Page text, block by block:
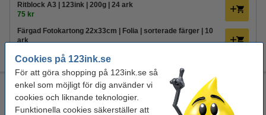
Cookies på 123ink.se
För att göra shopping på 123ink.se så
enkel som möjligt för dig använder vi
cookies och liknande teknologier.
Funktionella cookies säkerställer att
Ritblock A3 | 123ink | 200g | 24 ark
75 kr
Färgad Fotokartong 22x33cm | Folia | sorterade färger | 10
ark
POSCA PC-1MR Märkpenna 0,7mm glaciärblå rund
färgmärkpenna PC-1MR glaciärblå